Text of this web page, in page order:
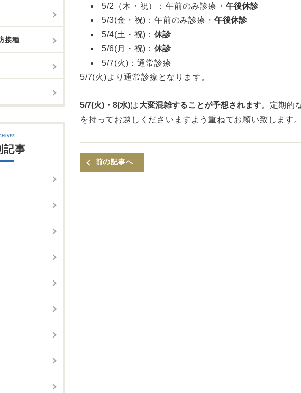
5/2（木・祝）：午前のみ診療・ 午後休診
5/3(金・祝)：午前のみ診療・ 午後休診
5/4(土・祝)： 休診
5/6(月・祝)： 休診
5/7(火)：通常診療
5/7(火)より通常診療となります。
5/7(火)・8(水)は大変混雑することが予想されます。定期的
を持ってお越しくださいますよう重ねてお願い致します。
前の記事へ
接種
記事